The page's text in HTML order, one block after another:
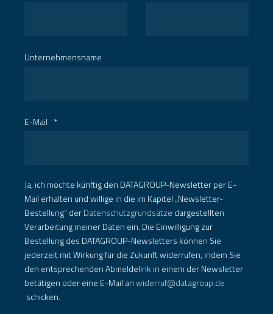
Unternehmensname
E-Mail *
Ja, ich möchte künftig den DATAGROUP-Newsletter per E-
Mail erhalten und willige in die im Kapitel „Newsletter-
Bestellung“ derDatenschutzgrundsätze dargestellten
Verarbeitung meiner Daten ein. Die Einwilligung zur
Bestellung des DATAGROUP-Newsletters können Sie
jederzeit mit Wirkung für die Zukunft widerrufen, indem Sie
den entsprechenden Abmeldelink in einem der Newsletter
betätigen oder eine E-Mail anwiderruf@datagroup.de
schicken.